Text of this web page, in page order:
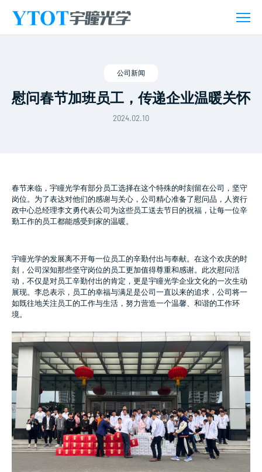
公司新闻
慰问春节加班员工，传递企业温暖关怀
2024.02.10
春节来临，宇瞳光学有部分员工选择在这个特殊的时刻留在公司，坚守
岗位。为了表达对他们的感谢与关心，公司精心准备了慰问品，人资行
政中心总经理李文勇代表公司为这些员工送去节日的祝福，让每一位辛
勤工作的员工都能感受到家的温暖。
宇瞳光学的发展离不开每一位员工的辛勤付出与奉献。在这个欢庆的时
刻，公司深知那些坚守岗位的员工更加值得尊重和感谢。此次慰问活
动，不仅是对员工辛勤付出的肯定，更是宇瞳光学企业文化的一次生动
展现。李总表示，员工的幸福与满足是公司一直以来的追求，公司将一
如既往地关注员工的工作与生活，努力营造一个温馨、和谐的工作环
境。